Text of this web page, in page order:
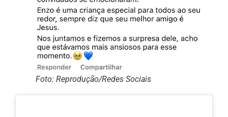
Foto: Reprodução/Redes Sociais